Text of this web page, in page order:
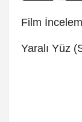
Film
Yaralı Yüz